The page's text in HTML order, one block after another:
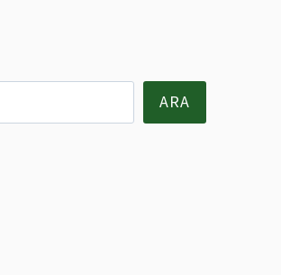
ARA